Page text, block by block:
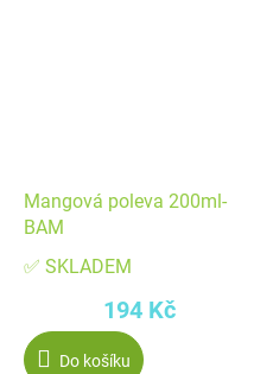
Mangová poleva 200ml-
BAM
✅ SKLADEM
194 Kč
Do košíku